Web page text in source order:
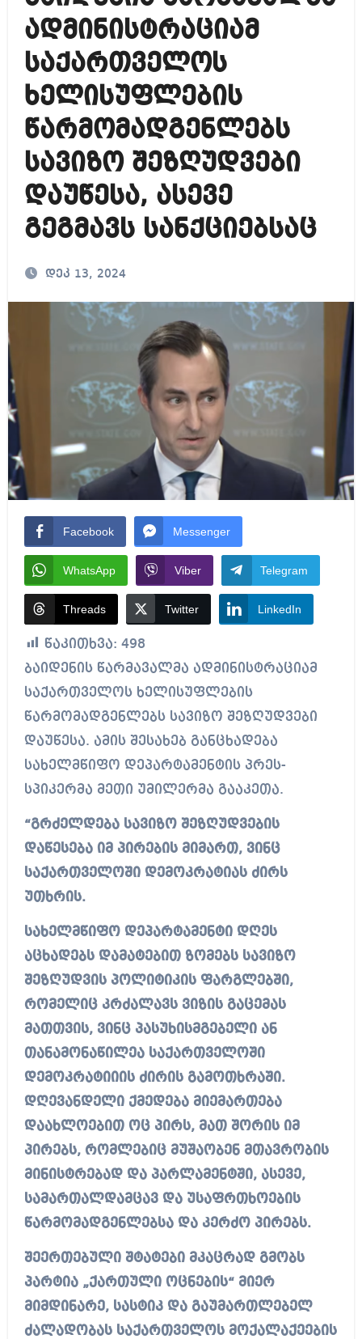
ადმინისტრაციამ
საქართველოს
ხელისუფლების
წარმომადგენლებს
სავიზო შეზღუდვები
დაუწესა, ასევე
გეგმავს სანქციებსაც
დეკ 13, 2024
Facebook Messenger
WhatsApp Viber Telegram
Threads Twitter LinkedIn
წაკითხვა: 498
ბაიდენის წარმავალმა ადმინისტრაციამ
საქართველოს ხელისუფლების
წარმომადგენლებს სავიზო შეზღუდვები
დაუწესა. ამის შესახებ განცხადება
სახელმწიფო დეპარტამენტის პრეს-
სპიკერმა მეთი უმილერმა გააკეთა.
“გრძელდება სავიზო შეზღუდვების
დაწესება იმ პირების მიმართ, ვინც
საქართველოში დემოკრატიას ძირს
უთხრის.
სახელმწიფო დეპარტამენტი დღეს
აცხადებს დამატებით ზომებს სავიზო
შეზღუდვის პოლიტიკის ფარგლებში,
რომელიც კრძალავს ვიზის გაცემას
მათთვის, ვინც პასუხისმგებელი ან
თანამონაწილეა საქართველოში
დემოკრატიიის ძირის გამოთხრაში.
დღევანდელი ქმედება მიემართება
დაახლოებით ოც პირს, მათ შორის იმ
პირებს, რომლებიც მუშაობენ მთავრობის
მინისტრებად და პარლამენტში, ასევე,
სამართალდამცავ და უსაფრთხოების
წარმომადგენლებსა და კერძო პირებს.
შეერთებული შტატები მკაცრად გმობს
პარტია „ქართული ოცნების“ მიერ
მიმდინარე, სასტიკ და გაუმართლებელ
ძალადობას საქართველოს მოქალაქეების